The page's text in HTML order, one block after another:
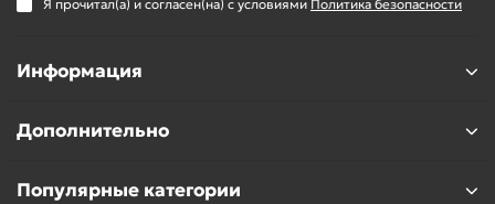
Я прочитал(а) и согласен(на) с условиями Политика безопасности
Информация
Дополнительно
Популярные категории